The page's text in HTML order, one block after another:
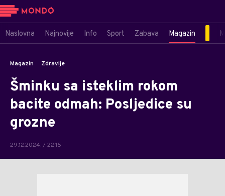
Naslovna Najnovije Info Sport Zabava Magazin
Magazin Zdravlje
Šminku sa isteklim rokom
bacite odmah: Posljedice su
grozne
29.12.2024. / 22:15